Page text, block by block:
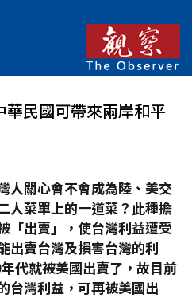
民國可帶來兩岸和平
人關心會不會成為陸、美交
人菜單上的一道菜？此種擔
「出賣」，使台灣利益遭受
出賣台灣及損害台灣的利
年代就被美國出賣了，故目前
台灣利益，可再被美國出